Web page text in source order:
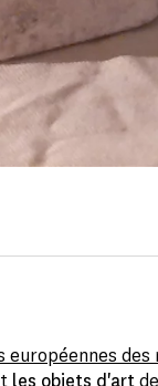
européennes
les objets d'art